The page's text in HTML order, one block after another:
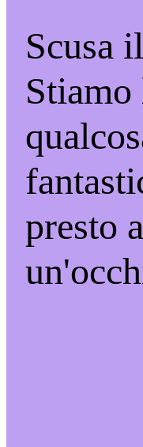
Scusa
Stiamo
presto